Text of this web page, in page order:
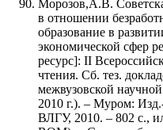
Морозов,А.В.
в отношении
образование в
экономической сфер
ресурс]: II
чтения. Сб. тез.
межвузовской
2010 г.). – Муром:
ВЛГУ, 2010. – 802 с.,